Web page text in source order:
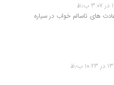
های تاسالم خواب در سیاره